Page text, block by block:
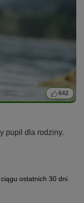
642
pupil dla rodziny.
ostatnich 30 dni.